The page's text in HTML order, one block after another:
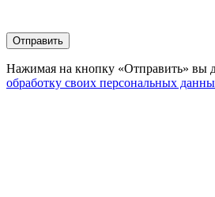
Нажимая на кнопку «Отправить» вы
обработку своих персональных